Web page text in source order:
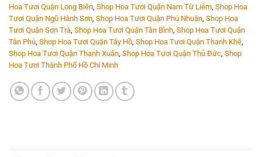
Hoa Tươi Quận Long Biên Shop Hoa Tươi Quận Nam Từ Liêm Shop Hoa
Tươi Quận Ngũ Hành Sơn Shop Hoa Tươi Quận Phú Nhuận Shop Hoa
Tươi Quận Sơn Trà Shop Hoa Tươi Quận Tân Bình Shop Hoa Tươi Quận
Tân Phú Shop Hoa Tươi Quận Tây Hồ Shop Hoa Tươi Quận Thanh Khê
Shop Hoa Tươi Quận Thanh Xuân Shop Hoa Tươi Quận Thủ Đức Shop
Hoa Tươi Thành Phố Hồ Chí Minh